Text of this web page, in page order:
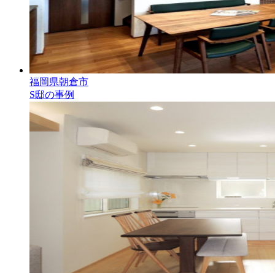
福岡県朝倉市
S邸の事例